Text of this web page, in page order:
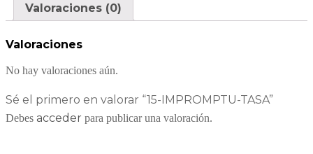
Valoraciones (0)
Valoraciones
No hay valoraciones aún.
Sé el primero en valorar “15-IMPROMPTU-TASA”
Debes acceder para publicar una valoración.